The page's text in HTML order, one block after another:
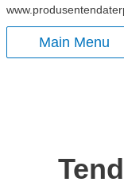
Main Menu